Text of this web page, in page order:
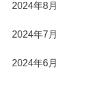
2024年8月
2024年7月
2024年6月